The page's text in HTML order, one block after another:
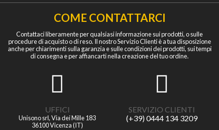
COME CONTATTARCI
Contattaci liberamente per qualsiasi informazione sui prodotti, o sulle
procedure di acquisto o di reso. Il nostro Servizio Clienti è a tua disposizione
anche per chiarimenti sulla garanzia e sulle condizioni dei prodotti, sui tempi
di consegna e per affiancarti nella creazione del tuo ordine.
UFFICI
Unisono srl, Via dei Mille 183
36100 Vicenza (IT)
SERVIZIO CLIENTI
(+39) 0444 134 3209